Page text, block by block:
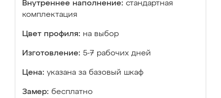
Внутреннее наполнение: стандартная
комплектация
Цвет профиля: на выбор
Изготовление: 5-7 рабочих дней
Цена: указана за базовый шкаф
Замер: бесплатно